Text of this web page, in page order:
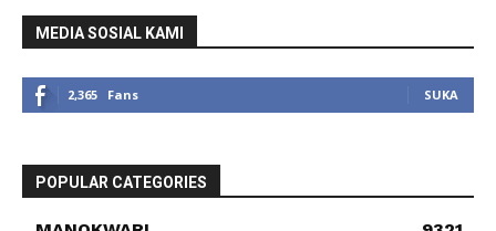
MEDIA SOSIAL KAMI
2,365 Fans SUKA
POPULAR CATEGORIES